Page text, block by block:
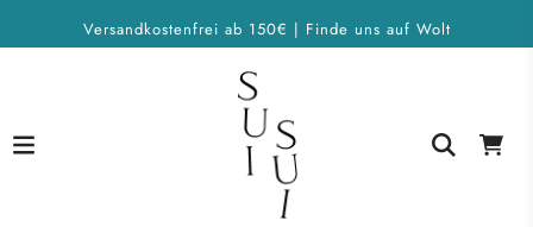
Versandkostenfrei ab 150€ | Finde uns auf Wolt